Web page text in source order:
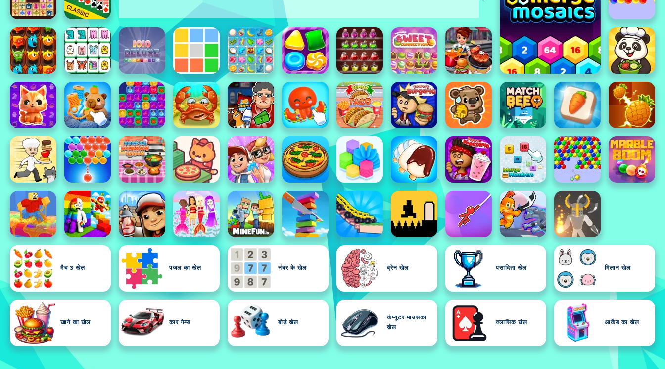
मैच 3 खेल पजल का खेल नंबर के खेल ब्रेन खेल पसादिता खेल मिलान खेल
खाने का खेल कार गेम्स बोर्ड खेल
कंप्यूटर माउसका
खेल
क्लासिक खेल आर्केड का खेल